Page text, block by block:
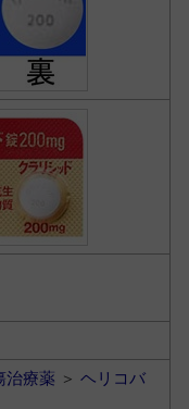
治療薬 ＞ヘリコバ